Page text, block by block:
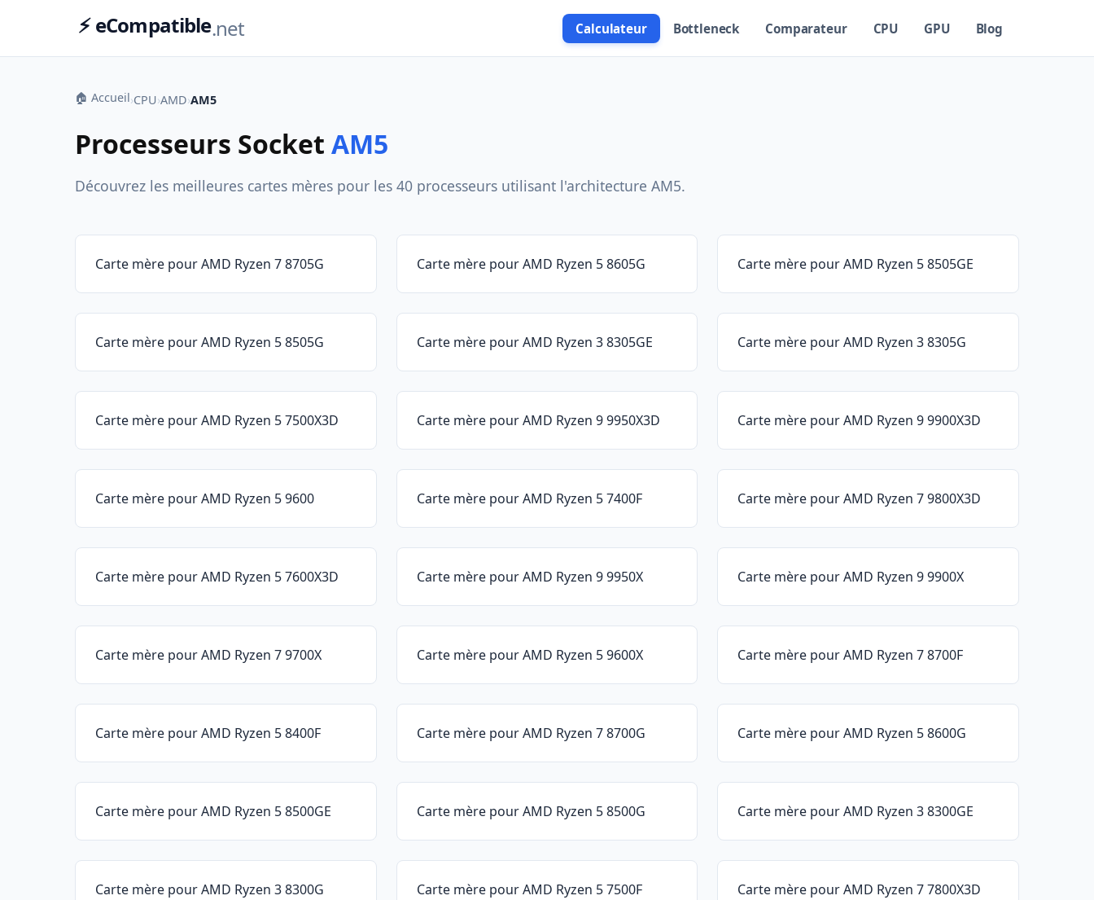
⚡ eCompatible.net Calculateur Bottleneck Comparateur CPU GPU Blog
🏠 Accueil›CPU›AMD›AM5
Processeurs Socket AM5
Découvrez les meilleures cartes mères pour les 40 processeurs utilisant l'architecture AM5.
Carte mère pour AMD Ryzen 7 8705G Carte mère pour AMD Ryzen 5 8605G Carte mère pour AMD Ryzen 5 8505GE
Carte mère pour AMD Ryzen 5 8505G Carte mère pour AMD Ryzen 3 8305GE Carte mère pour AMD Ryzen 3 8305G
Carte mère pour AMD Ryzen 5 7500X3D Carte mère pour AMD Ryzen 9 9950X3D Carte mère pour AMD Ryzen 9 9900X3D
Carte mère pour AMD Ryzen 5 9600 Carte mère pour AMD Ryzen 5 7400F Carte mère pour AMD Ryzen 7 9800X3D
Carte mère pour AMD Ryzen 5 7600X3D Carte mère pour AMD Ryzen 9 9950X Carte mère pour AMD Ryzen 9 9900X
Carte mère pour AMD Ryzen 7 9700X Carte mère pour AMD Ryzen 5 9600X Carte mère pour AMD Ryzen 7 8700F
Carte mère pour AMD Ryzen 5 8400F Carte mère pour AMD Ryzen 7 8700G Carte mère pour AMD Ryzen 5 8600G
Carte mère pour AMD Ryzen 5 8500GE Carte mère pour AMD Ryzen 5 8500G Carte mère pour AMD Ryzen 3 8300GE
Carte mère pour AMD Ryzen 3 8300G Carte mère pour AMD Ryzen 5 7500F Carte mère pour AMD Ryzen 7 7800X3D